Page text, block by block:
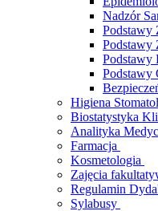
Nadzór
Podstawy
Podstawy
Podstawy
Podstawy
Higiena
Biostatystyka
Analityka
Farmacja
Kosmetologia
Zajęcia
Regulamin
Sylabusy